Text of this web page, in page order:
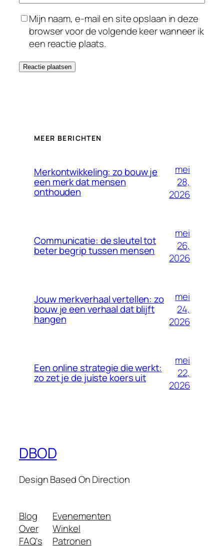
Mijn naam, e-mail en site opslaan in deze
browser voor de volgende keer wanneer ik
een reactie plaats.
MEER BERICHTEN
Merkontwikkeling: zo bouw je
een merk dat mensen
onthouden
mei
28,
2026
Communicatie: de sleutel tot
beter begrip tussen mensen
mei
26,
2026
Jouw merkverhaal vertellen: zo
bouw je een verhaal dat blijft
hangen
mei
24,
2026
Een online strategie die werkt:
zo zet je de juiste koers uit
mei
22,
2026
DBOD
Design Based On Direction
Blog
Over
FAQ's
Evenementen
Winkel
Patronen